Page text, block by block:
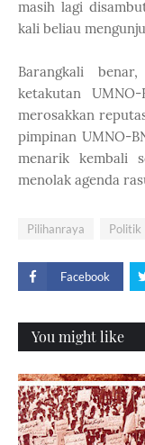
masih lagi
kali beliau
Barangkali
ketakutan
merosakkan
pimpinan UMNO-
menarik kembali
menolak agenda
Pilihanraya Politik
Facebook
You might like